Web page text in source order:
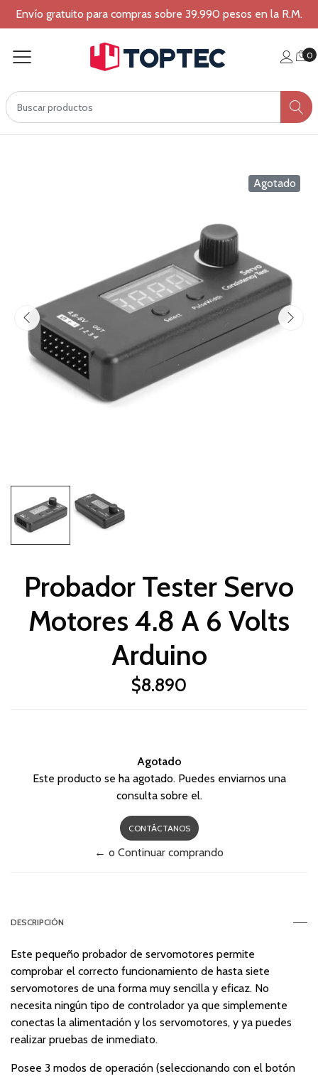
Envío gratuito para compras sobre 39.990 pesos en la R.M.
0
Agotado
Probador Tester Servo
Motores 4.8 A 6 Volts
Arduino
$8.890
Agotado
Este producto se ha agotado. Puedes enviarnos una
consulta sobre el.
CONTÁCTANOS
← o Continuar comprando
DESCRIPCIÓN
Este pequeño probador de servomotores permite
comprobar el correcto funcionamiento de hasta siete
servomotores de una forma muy sencilla y eficaz. No
necesita ningún tipo de controlador ya que simplemente
conectas la alimentación y los servomotores, y ya puedes
realizar pruebas de inmediato.
Posee 3 modos de operación (seleccionando con el botón